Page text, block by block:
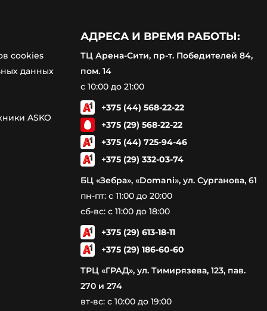
cookies
данных
ASKO
АДРЕСА И ВРЕМЯ РАБОТЫ:
ТЦ Арена-Сити, пр-т. Победителей 84,
пом. 14
с 10:00 до 21:00
+375 (44) 568-22-22
+375 (29) 568-22-22
+375 (44) 725-94-46
+375 (29) 332-03-74
БЦ «Зебра», «Domani», ул. Сурганова, 61
пн-пт: с 11:00 до 20:00
сб-вс: с 11:00 до 18:00
+375 (29) 613-18-11
+375 (29) 186-60-60
ТРЦ «ГРАД», ул. Тимирязева, 123, пав.
270 и 274
вт-вс: с 10:00 до 19:00